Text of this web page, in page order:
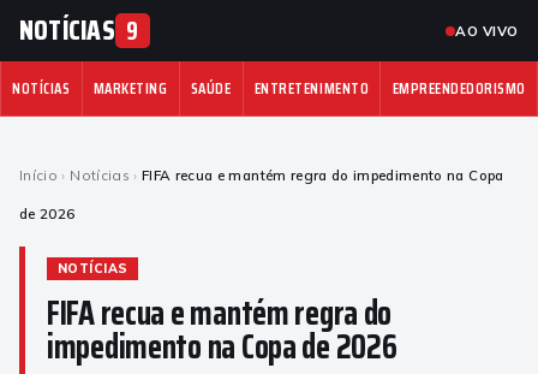
NOTÍCIAS 9 AO VIVO
NOTÍCIAS MARKETING SAÚDE ENTRETENIMENTO EMPREENDEDORISMO
Início › Notícias › FIFA recua e mantém regra do impedimento na Copa
de 2026
NOTÍCIAS
FIFA recua e mantém regra do
impedimento na Copa de 2026